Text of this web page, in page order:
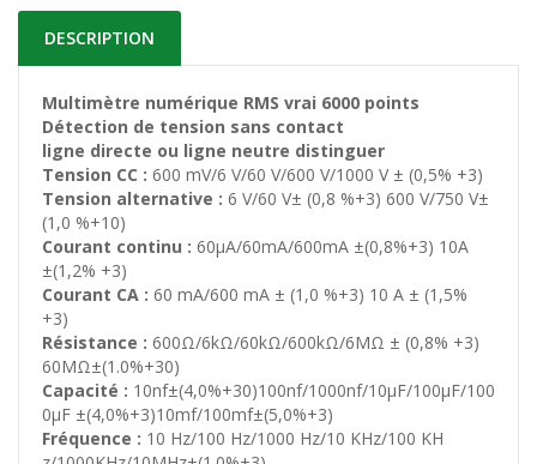
DESCRIPTION
Multimètre numérique RMS vrai 6000 points
Détection de tension sans contact
ligne directe ou ligne neutre distinguer
Tension CC : 600 mV/6 V/60 V/600 V/1000 V ± (0,5% +3)
Tension alternative : 6 V/60 V± (0,8 %+3) 600 V/750 V±
(1,0 %+10)
Courant continu : 60μA/60mA/600mA ±(0,8%+3) 10A
±(1,2% +3)
Courant CA : 60 mA/600 mA ± (1,0 %+3) 10 A ± (1,5%
+3)
Résistance : 600Ω/6kΩ/60kΩ/600kΩ/6MΩ ± (0,8% +3)
60MΩ±(1.0%+30)
Capacité : 10nf±(4,0%+30)100nf/1000nf/10μF/100μF/100
0μF ±(4,0%+3)10mf/100mf±(5,0%+3)
Fréquence : 10 Hz/100 Hz/1000 Hz/10 KHz/100 KH